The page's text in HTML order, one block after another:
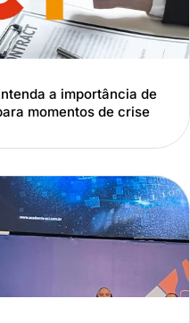
a importância de
momentos de crise